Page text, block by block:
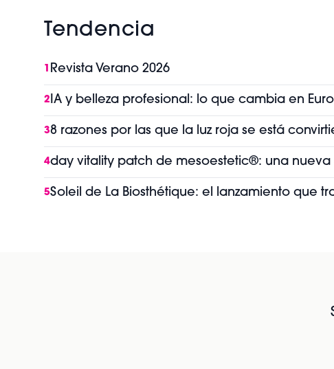
Tendencia
1 Revista Verano 2026
2IA y belleza profesional: lo que cambia en
38 razones por las que la luz roja se está
4day vitality patch de mesoestetic®: una
5Soleil de La Biosthétique: el lanzamiento que